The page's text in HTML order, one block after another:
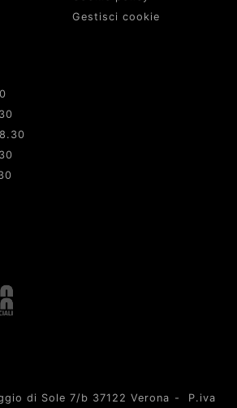
Gestisci cookie
di Sole 7/b 37122 Verona - P.iva